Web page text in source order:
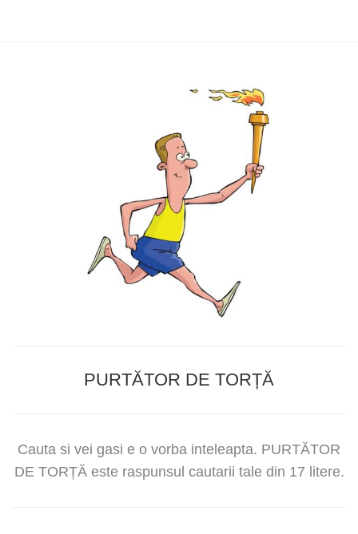
PURTĂTOR DE TORȚĂ
Cauta si vei gasi e o vorba inteleapta. PURTĂTOR
DE TORȚĂ este raspunsul cautarii tale din 17 litere.